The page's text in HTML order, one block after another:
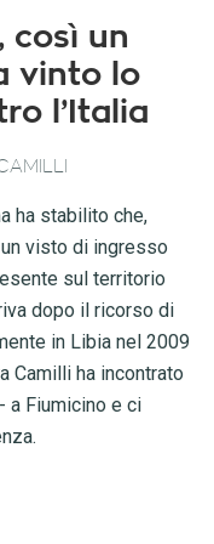
così un
vinto lo
l’Italia
ha stabilito che,
visto di ingresso
sul territorio
dopo il ricorso di
in Libia nel 2009
Camilli ha incontrato
a Fiumicino e ci